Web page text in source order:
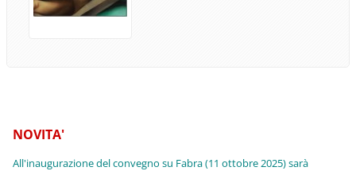
NOVITA'
All'inaugurazione del convegno su Fabra (11 ottobre 2025) sarà